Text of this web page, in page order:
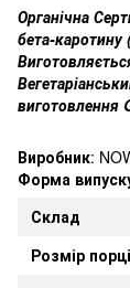
Органічна
бета-каротину
виготовлення
Виробник:
Форма
Склад
Розмір